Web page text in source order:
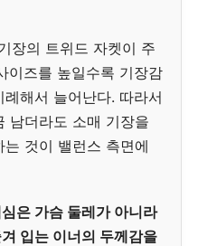
장의 트위드 자켓이 주
이즈를 높일수록 기장감
해서 늘어난다. 따라서
남더라도 소매 기장을
것이 밸런스 측면에
은 가슴 둘레가 아니라
입는 이너의 두께감을